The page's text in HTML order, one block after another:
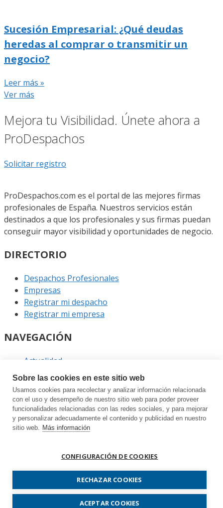
Sucesión Empresarial: ¿Qué deudas
heredas al comprar o transmitir un
negocio?
Leer más »
Ver más
Mejora tu Visibilidad. Únete ahora a
ProDespachos
Solicitar registro
ProDespachos.com es el portal de las mejores firmas
profesionales de España. Nuestros servicios están
destinados a que los profesionales y sus firmas puedan
conseguir mayor visibilidad y oportunidades de negocio.
DIRECTORIO
Despachos Profesionales
Empresas
Registrar mi despacho
Registrar mi empresa
NAVEGACIÓN
Actualidad
Podcast
Entrevistas
Eventos
ENLACES
Política de privacidad
Prodespachos.com © 2026 Todos los derechos
Sobre las cookies en este sitio web
Usamos cookies para recolectar y analizar información relacionada
con el uso y desempeño de nuestro sitio web para poder proveer
funcionalidades relacionadas con las redes sociales, y para mejorar
y personalizar adecuadamente el contenido y publicidad en nuestro
sitio web. Más información
CONFIGURACIÓN DE COOKIES
RECHAZAR COOKIES
ACEPTAR COOKIES